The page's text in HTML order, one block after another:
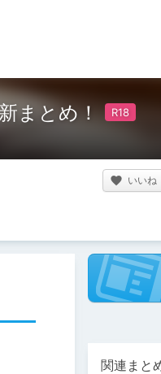
まとめ！
いいね
関連まと